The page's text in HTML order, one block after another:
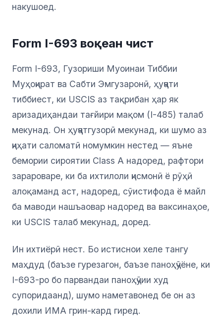
накушоед.
Form I-693 воқеан чист
Form I-693, Гузориши Муоинаи Тиббии
Муҳоҷират ва Сабти Эмгузаронӣ, ҳуҷҷати
тиббиест, ки USCIS аз тақрибан ҳар як
аризадиҳандаи тағйири мақом (I-485) талаб
мекунад. Он ҳуҷҷатгузорӣ мекунад, ки шумо аз
ҷиҳати саломатӣ номумкин нестед — яъне
бемории сироятии Class A надоред, рафтори
зарароваре, ки ба ихтилоли ҷисмонӣ ё рӯҳӣ
алоқаманд аст, надоред, сӯистифода ё майл
ба маводи нашъаовар надоред ва ваксинаҳое,
ки USCIS талаб мекунад, доред.
Ин ихтиёрӣ нест. Бо истиснои хеле тангу
маҳдуд (баъзе гурезагон, баъзе паноҳҷӯёне, ки
I-693-ро бо парвандаи паноҳҷӯии худ
супоридаанд), шумо наметавонед бе он аз
дохили ИМА грин-кард гиред.